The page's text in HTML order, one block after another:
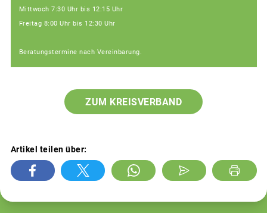
Mittwoch 7:30 Uhr bis 12:15 Uhr
Freitag 8:00 Uhr bis 12:30 Uhr
Beratungstermine nach Vereinbarung.
ZUM KREISVERBAND
Artikel teilen über: